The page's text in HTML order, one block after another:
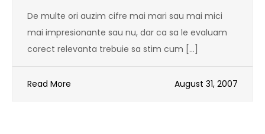
De multe ori auzim cifre mai mari sau mai mici
mai impresionante sau nu, dar ca sa le evaluam
corect relevanta trebuie sa stim cum […]
Read More August 31, 2007